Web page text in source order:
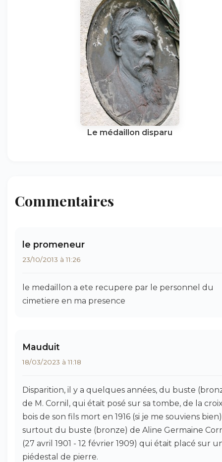
Le médaillon disparu
Commentaires
le promeneur
23/10/2013 à 11:26
le medaillon a ete recupere par le personnel du
cimetiere en ma presence
Mauduit
18/03/2023 à 11:18
Disparition, il y a quelques années, du buste
de M. Cornil, qui était posé sur sa tombe, de la
bois de son fils mort en 1916 (si je me souviens
surtout du buste (bronze) de Aline Germaine
(27 avril 1901 - 12 février 1909) qui était placé sur
piédestal de pierre.